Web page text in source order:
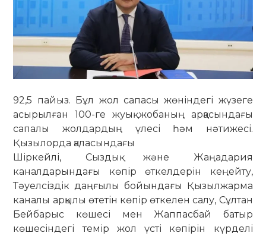
92,5 пайыз. Бұл жол сапасы жөніндегі жүзеге
асырылған 100-ге жуық жобаның арқасындағы
сапалы жолдардың үлесі һәм нәтижесі.
Қызылорда қаласындағы
Шіркейлі, Сыздық және Жаңадария
каналдарындағы көпір өткелдерін кеңейту,
Тәуелсіздік даңғылы бойындағы Қызылжарма
каналы арқылы өтетін көпір өткелен салу, Сұлтан
Бейбарыс көшесі мен Жаппасбай батыр
көшесіндегі темір жол үсті көпірін күрделі